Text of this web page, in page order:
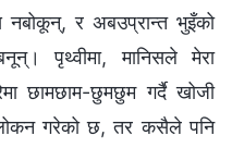
नबोकून्, र अबउप्रान्त भुइँको
पृथ्वीमा, मानिसले मेरा
छामछाम-छुमछुम गर्दै खोजी
गरेको छ, तर कसैले पनि